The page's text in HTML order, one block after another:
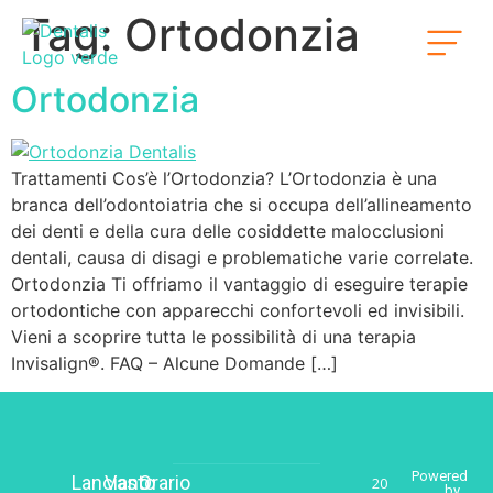
Tag: Ortodonzia
Ortodonzia
Trattamenti Cos’è l’Ortodonzia? L’Ortodonzia è una
branca dell’odontoiatria che si occupa dell’allineamento
dei denti e della cura delle cosiddette malocclusioni
dentali, causa di disagi e problematiche varie correlate.
Ortodonzia Ti offriamo il vantaggio di eseguire terapie
ortodontiche con apparecchi confortevoli ed invisibili.
Vieni a scoprire tutta le possibilità di una terapia
Invisalign®. FAQ – Alcune Domande […]
Lanciano
VastoOrario
20
Powered